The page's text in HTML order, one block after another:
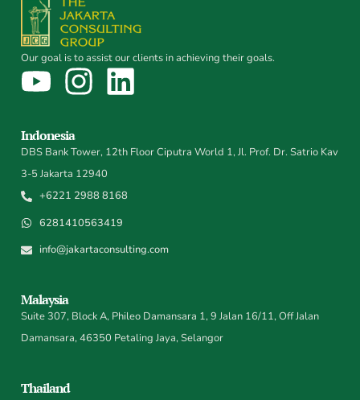
Our goal is to assist our clients in achieving their goals.
Indonesia
DBS Bank Tower, 12th Floor Ciputra World 1, Jl. Prof. Dr. Satrio Kav
3-5 Jakarta 12940
+6221 2988 8168
6281410563419
info@jakartaconsulting.com
Malaysia
Suite 307, Block A, Phileo Damansara 1, 9 Jalan 16/11, Off Jalan
Damansara, 46350 Petaling Jaya, Selangor
Thailand